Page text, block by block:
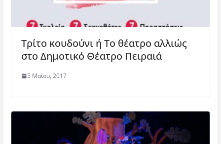
Τρίτο κουδούνι ή Το θέατρο αλλιώς
στο Δημοτικό Θέατρο Πειραιά
5 Μαΐου, 2017